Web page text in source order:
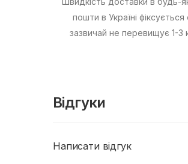
пошти в Україні
зазвичай не перевищує 1-3
Відгуки
Написати відгук